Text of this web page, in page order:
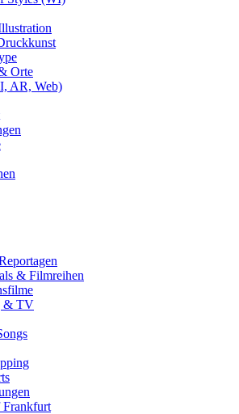
Orte
AR, Web)
& Filmreihen
& TV
Frankfurt